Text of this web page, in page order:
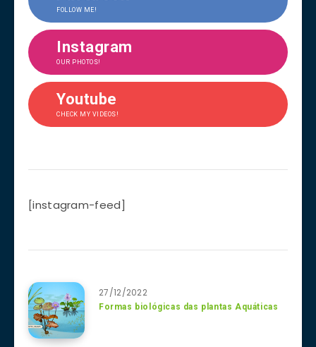
FOLLOW ME!
Instagram
OUR PHOTOS!
Youtube
CHECK MY VIDEOS!
[instagram-feed]
27/12/2022
Formas biológicas das plantas Aquáticas